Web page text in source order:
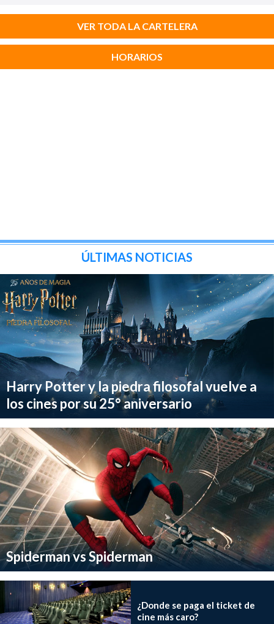
VER TODA LA CARTELERA
HORARIOS
ÚLTIMAS NOTICIAS
Harry Potter y la piedra filosofal vuelve a
los cines por su 25° aniversario
Spiderman vs Spiderman
¿Donde se paga el ticket de
cine más caro?